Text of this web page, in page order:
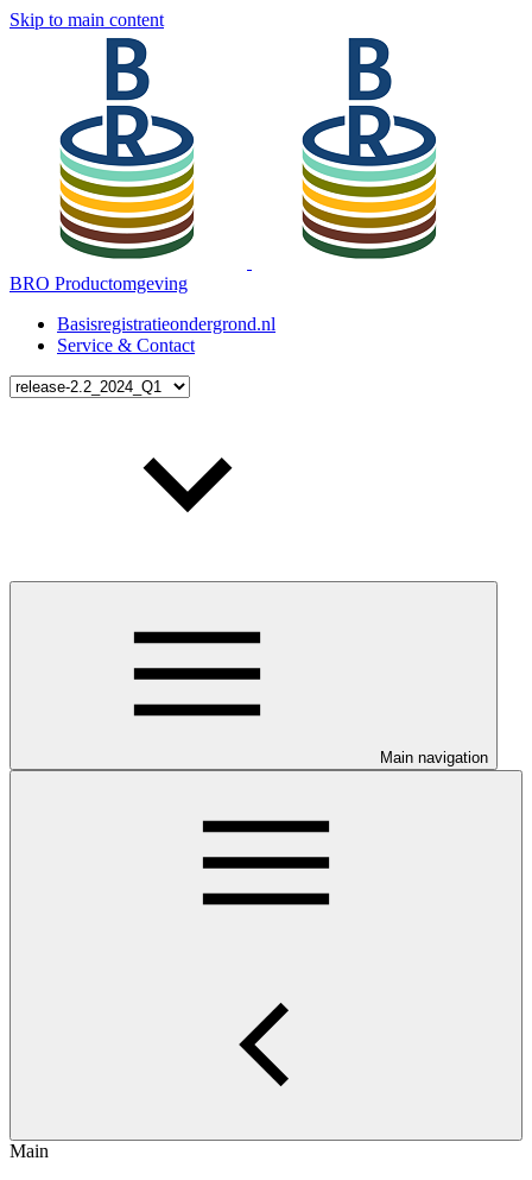
Skip to main content
BRO Productomgeving
Basisregistratieondergrond.nl
Service & Contact
Main navigation
Main